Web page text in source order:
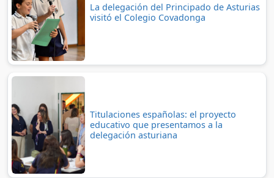
La delegación del Principado de Asturias
visitó el Colegio Covadonga
Titulaciones españolas: el proyecto
educativo que presentamos a la
delegación asturiana